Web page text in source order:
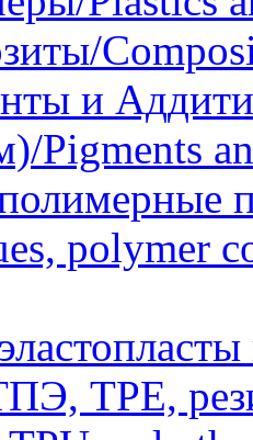
и
Pigments
polymer
TPE,